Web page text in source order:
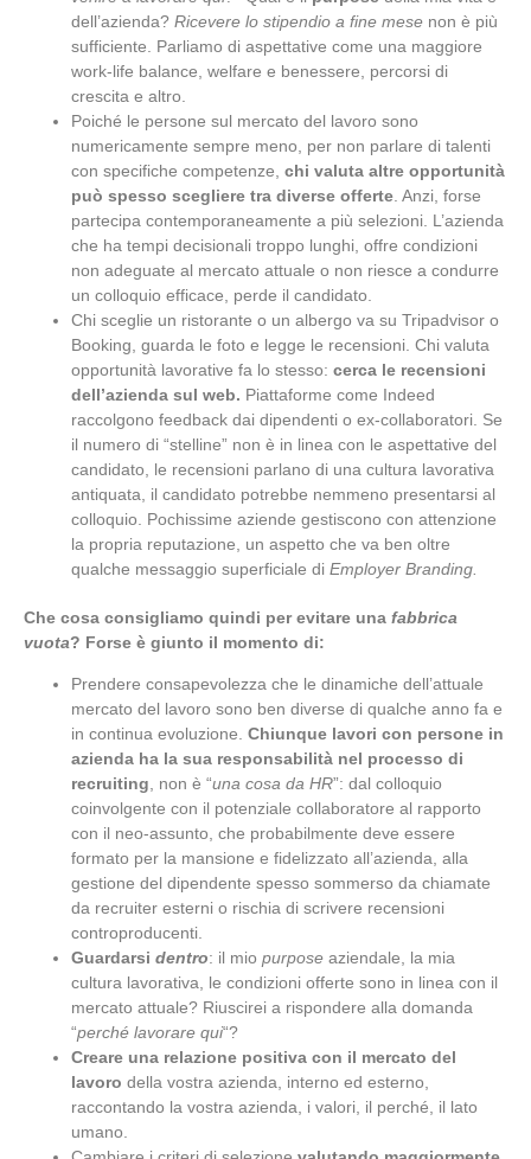
dell’azienda? Ricevere lo stipendio a fine mese non è più
sufficiente. Parliamo di aspettative come una maggiore
work-life balance, welfare e benessere, percorsi di
crescita e altro.
Poiché le persone sul mercato del lavoro sono
numericamente sempre meno, per non parlare di talenti
con specifiche competenze, chi valuta altre opportunità
può spesso scegliere tra diverse offerte . Anzi, forse
partecipa contemporaneamente a più selezioni. L’azienda
che ha tempi decisionali troppo lunghi, offre condizioni
non adeguate al mercato attuale o non riesce a condurre
un colloquio efficace, perde il candidato.
Chi sceglie un ristorante o un albergo va su Tripadvisor o
Booking, guarda le foto e legge le recensioni. Chi valuta
opportunità lavorative fa lo stesso: cerca le recensioni
dell’azienda sul web. Piattaforme come Indeed
raccolgono feedback dai dipendenti o ex-collaboratori. Se
il numero di “stelline” non è in linea con le aspettative del
candidato, le recensioni parlano di una cultura lavorativa
antiquata, il candidato potrebbe nemmeno presentarsi al
colloquio. Pochissime aziende gestiscono con attenzione
la propria reputazione, un aspetto che va ben oltre
qualche messaggio superficiale di Employer Branding.
Che cosa consigliamo quindi per evitare una fabbrica
vuota? Forse è giunto il momento di:
Prendere consapevolezza che le dinamiche dell’attuale
mercato del lavoro sono ben diverse di qualche anno fa e
in continua evoluzione. Chiunque lavori con persone in
azienda ha la sua responsabilità nel processo di
recruiting , non è “una cosa da HR”: dal colloquio
coinvolgente con il potenziale collaboratore al rapporto
con il neo-assunto, che probabilmente deve essere
formato per la mansione e fidelizzato all’azienda, alla
gestione del dipendente spesso sommerso da chiamate
da recruiter esterni o rischia di scrivere recensioni
controproducenti.
Guardarsi dentro: il mio purpose aziendale, la mia
cultura lavorativa, le condizioni offerte sono in linea con il
mercato attuale? Riuscirei a rispondere alla domanda
“perché lavorare qui“?
Creare una relazione positiva con il mercato del
lavoro della vostra azienda, interno ed esterno,
raccontando la vostra azienda, i valori, il perché, il lato
umano.